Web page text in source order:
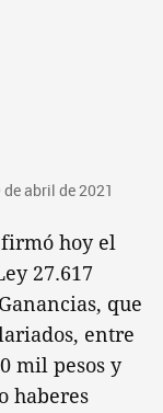
abril de 2021
hoy el
27.617
que
entre
mil pesos y
haberes